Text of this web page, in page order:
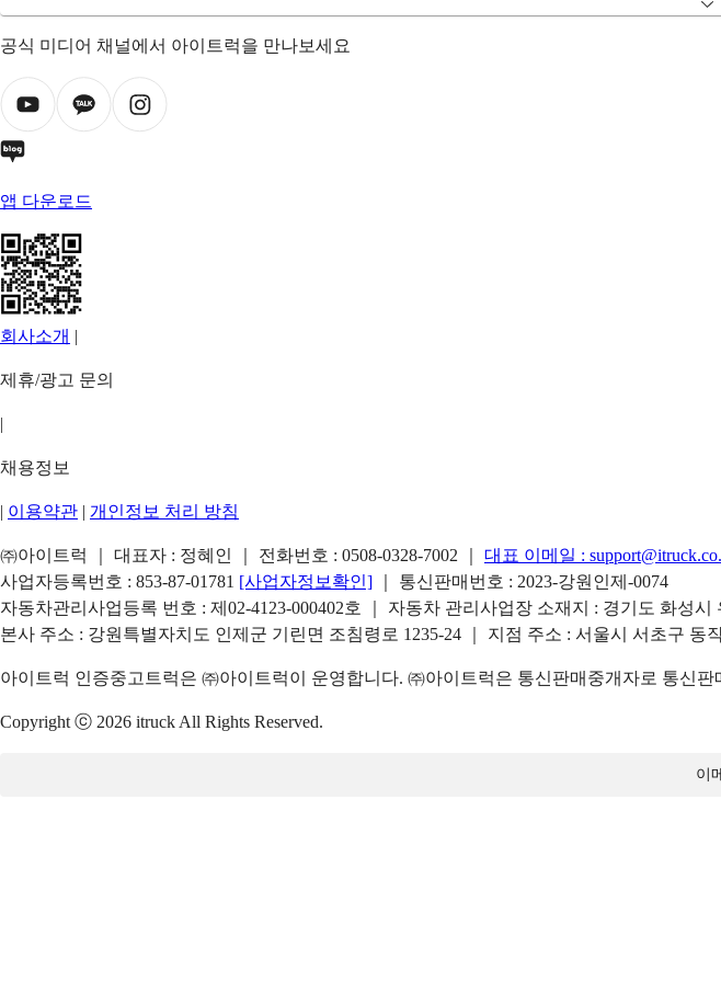
공식 미디어 채널에서 아이트럭을 만나보세요
앱 다운로드
회사소개 |
제휴/광고 문의
|
채용정보
| 이용약관 | 개인정보 처리 방침
㈜아이트럭 ｜ 대표자 : 정혜인 ｜ 전화번호 : 0508-0328-7002 대표 이메일 :
사업자등록번호 : 853-87-01781 [사업자정보확인]
｜ 통신판매번호 : 2023-강원인제-0074
자동차관리사업등록 번호 : 제02-4123-000402호 ｜ 자동차 관리사업장 소재지 : 경기도 화성시
본사 주소 : 강원특별자치도 인제군 기린면 조침령로 1235-24 ｜ 지점 주소 : 서울시 서초구 동
아이트럭 인증중고트럭은 ㈜아이트럭이 운영합니다. ㈜아이트럭은 통신판매중개자로 통신
Copyright ⓒ 2026 itruck All Rights Reserved.
이